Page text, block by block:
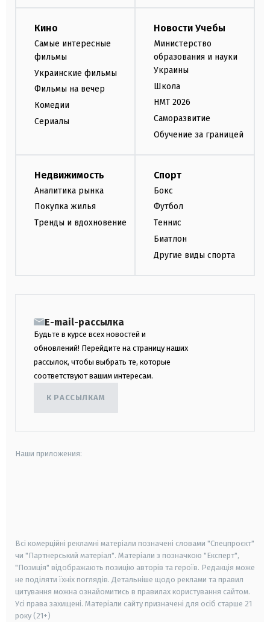
Кино
Самые интересные
фильмы
Украинские фильмы
Фильмы на вечер
Комедии
Сериалы
Новости Учебы
Министерство
образования и науки
Украины
Школа
НМТ 2026
Саморазвитие
Обучение за границей
Недвижимость
Аналитика рынка
Покупка жилья
Тренды и вдохновение
Спорт
Бокс
Футбол
Теннис
Биатлон
Другие виды спорта
E-mail-рассылка
Будьте в курсе всех новостей и
обновлений! Перейдите на страницу наших
рассылок, чтобы выбрать те, которые
соответствуют вашим интересам.
К РАССЫЛКАМ
Наши приложения:
Всі комерційні рекламні матеріали позначені словами "Спецпроєкт"
чи "Партнерський матеріал". Матеріали з позначкою "Експерт",
"Позиція" відображають позицію авторів та героїв. Редакція може
не поділяти їхніх поглядів. Детальніше щодо реклами та правил
цитування можна ознайомитись в правилах користування сайтом.
Усі права захищені. Матеріали сайту призначені для осіб старше 21
року (21+)